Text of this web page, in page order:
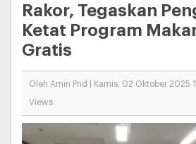
Rakor, Tegaskan
Ketat Program
Gratis
Oleh Amin Pnd | Kamis, 02 Oktober 2025
Views